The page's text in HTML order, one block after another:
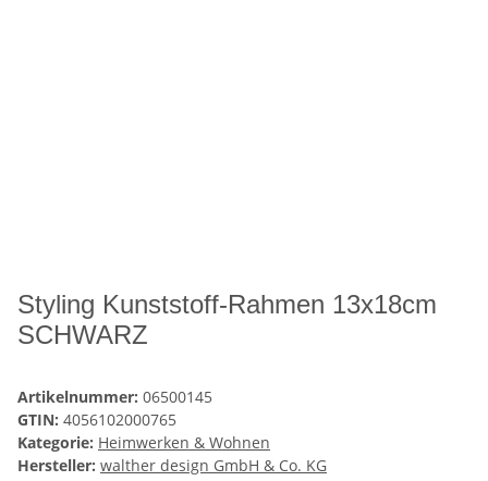
Styling Kunststoff-Rahmen 13x18cm
SCHWARZ
Artikelnummer: 06500145
GTIN: 4056102000765
Kategorie: Heimwerken & Wohnen
Hersteller: walther design GmbH & Co. KG